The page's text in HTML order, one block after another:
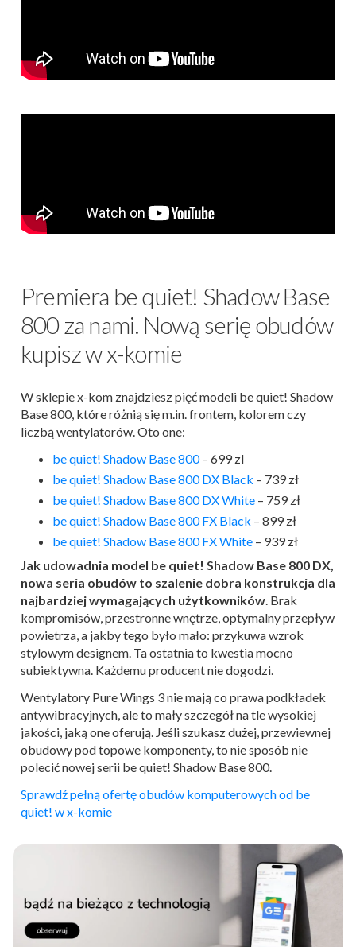
Premiera be quiet! Shadow Base
800 za nami. Nową serię obudów
kupisz w x-komie
W sklepie x-kom znajdziesz pięć modeli be quiet! Shadow
Base 800, które różnią się m.in. frontem, kolorem czy
liczbą wentylatorów. Oto one:
be quiet! Shadow Base 800– 699 zl
be quiet! Shadow Base 800 DX Black – 739 zł
be quiet! Shadow Base 800 DX White – 759 zł
be quiet! Shadow Base 800 FX Black – 899 zł
be quiet! Shadow Base 800 FX White – 939 zł
Jak udowadnia model be quiet! Shadow Base 800 DX,
nowa seria obudów to szalenie dobra konstrukcja dla
najbardziej wymagających użytkowników. Brak
kompromisów, przestronne wnętrze, optymalny przepływ
powietrza, a jakby tego było mało: przykuwa wzrok
stylowym designem. Ta ostatnia to kwestia mocno
subiektywna. Każdemu producent nie dogodzi.
Wentylatory Pure Wings 3 nie mają co prawa podkładek
antywibracyjnych, ale to mały szczegół na tle wysokiej
jakości, jaką one oferują. Jeśli szukasz dużej, przewiewnej
obudowy pod topowe komponenty, to nie sposób nie
polecić nowej serii be quiet! Shadow Base 800.
Sprawdź pełną ofertę obudów komputerowych od be
quiet! w x-komie